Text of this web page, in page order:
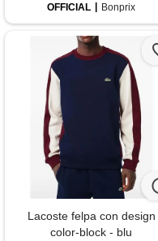
OFFICIAL
Bonprix
Lacoste felpa con design
color-block - blu